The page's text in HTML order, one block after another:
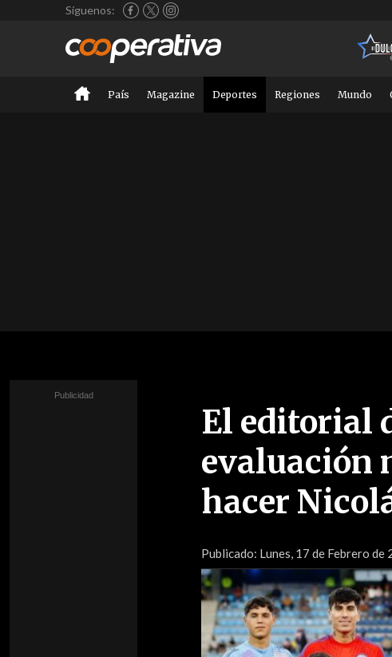
Síguenos:
País Magazine Deportes Regiones Mundo
El editorial
evaluación
hacer
Publicado: Lunes, 17 de Febrero de